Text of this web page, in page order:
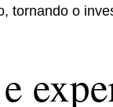
tornando o